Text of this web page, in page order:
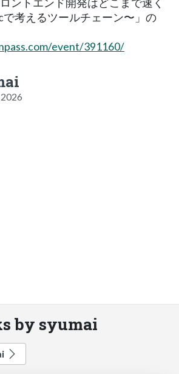
ントエンド開発はどこまで速く
で考えるツールチェーン〜」の
event/391160/
2026
by syumai